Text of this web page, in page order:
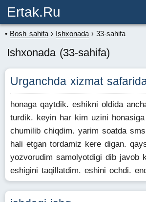
Ertak.ru
Bosh sahifa Ishxonada 33-sahifa
Ishxonada (33-sahifa)
Urganchda xizmat
honaga qaytdik. eshikni oldida
turdik. keyin har kim uzini
chumilib chiqdim. yarim soatda
hali etgan tordamiz kere digan.
yozvorudim samolyotdigi dib javob
eshigini taqillatdim. eshini ochdi.